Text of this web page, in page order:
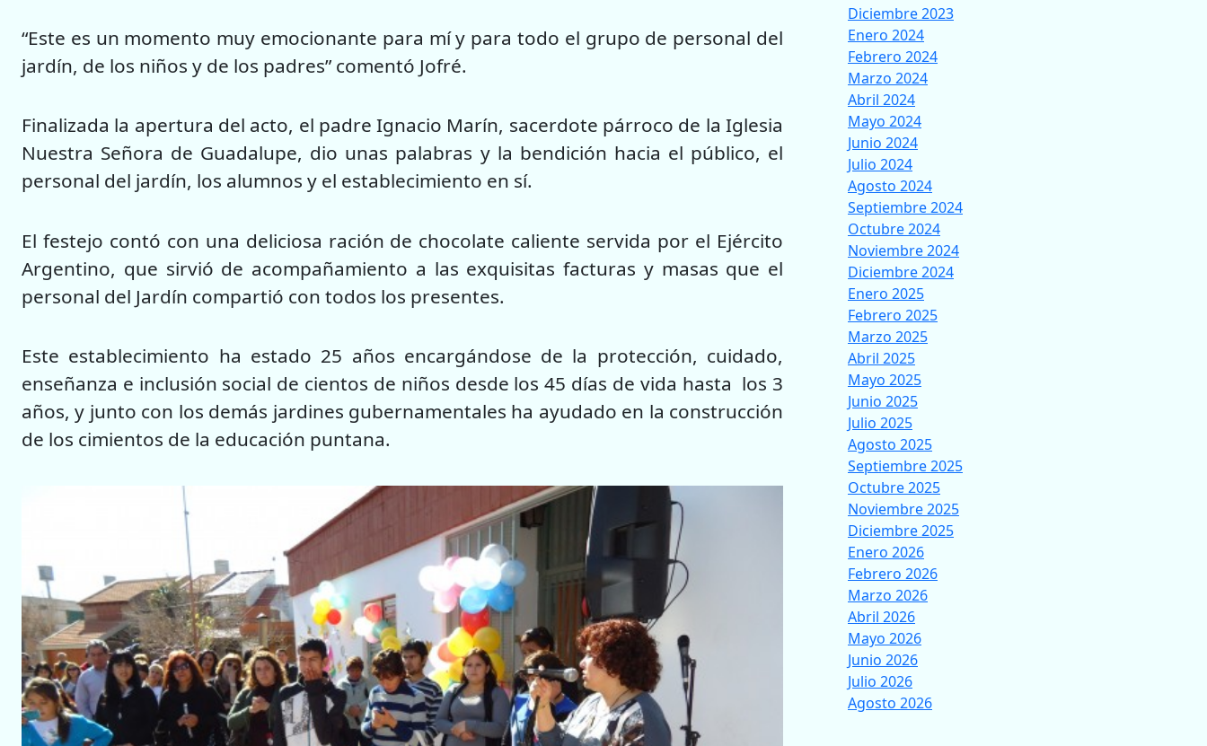
“Este es un momento muy emocionante para mí y para todo el grupo de personal del
jardín, de los niños y de los padres” comentó Jofré.
Finalizada la apertura del acto, el padre Ignacio Marín, sacerdote párroco de la Iglesia
Nuestra Señora de Guadalupe, dio unas palabras y la bendición hacia el público, el
personal del jardín, los alumnos y el establecimiento en sí.
El festejo contó con una deliciosa ración de chocolate caliente servida por el Ejército
Argentino, que sirvió de acompañamiento a las exquisitas facturas y masas que el
personal del Jardín compartió con todos los presentes.
Este establecimiento ha estado 25 años encargándose de la protección, cuidado,
enseñanza e inclusión social de cientos de niños desde los 45 días de vida hasta los 3
años, y junto con los demás jardines gubernamentales ha ayudado en la construcción
de los cimientos de la educación puntana.
Diciembre 2023
Enero 2024
Febrero 2024
Marzo 2024
Abril 2024
Mayo 2024
Junio 2024
Julio 2024
Agosto 2024
Septiembre 2024
Octubre 2024
Noviembre 2024
Diciembre 2024
Enero 2025
Febrero 2025
Marzo 2025
Abril 2025
Mayo 2025
Junio 2025
Julio 2025
Agosto 2025
Septiembre 2025
Octubre 2025
Noviembre 2025
Diciembre 2025
Enero 2026
Febrero 2026
Marzo 2026
Abril 2026
Mayo 2026
Junio 2026
Julio 2026
Agosto 2026